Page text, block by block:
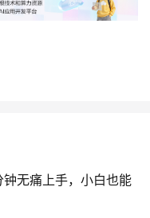
无痛上手，小白也能